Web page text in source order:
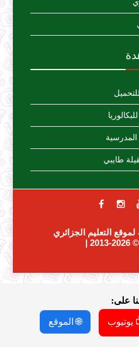
المدرسية
طايبي
التعليم الجزائري
© 2026-2013 |
على:
يوتيوب 🌐 الموقع